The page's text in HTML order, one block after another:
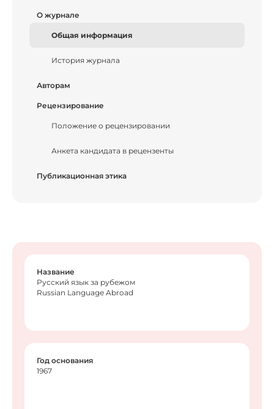
Название
Русский язык за рубежом
Russian Language Abroad
Год основания
1967
О журнале
Общая информация
История журнала
Авторам
Рецензирование
Положение о рецензировании
Анкета кандидата в рецензенты
Публикационная этика